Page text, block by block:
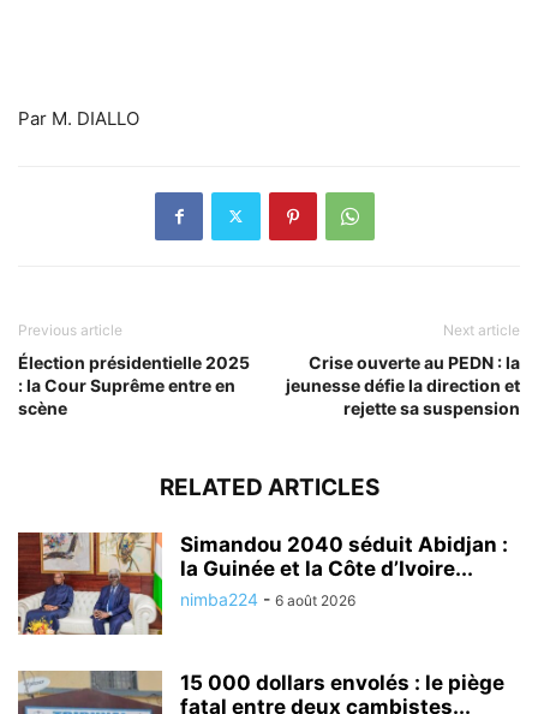
Par M. DIALLO
Previous article
Élection présidentielle 2025
: la Cour Suprême entre en
scène
Next article
Crise ouverte au PEDN : la
jeunesse défie la direction et
rejette sa suspension
RELATED ARTICLES
Simandou 2040 séduit Abidjan :
la Guinée et la Côte d’Ivoire...
nimba224 - 6 août 2026
15 000 dollars envolés : le piège
fatal entre deux cambistes...